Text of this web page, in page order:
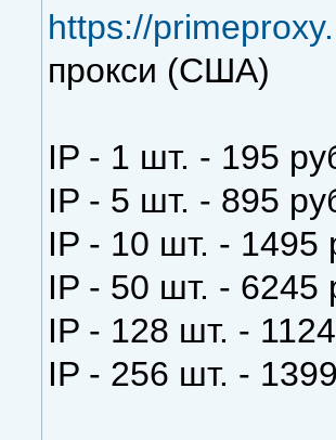
https://
прокси (США)
IP - 1 шт. - 195
IP - 5 шт. - 895
IP - 10 шт. - 1495
IP - 50 шт. - 6245
IP - 128 шт. -
IP - 256 шт. -